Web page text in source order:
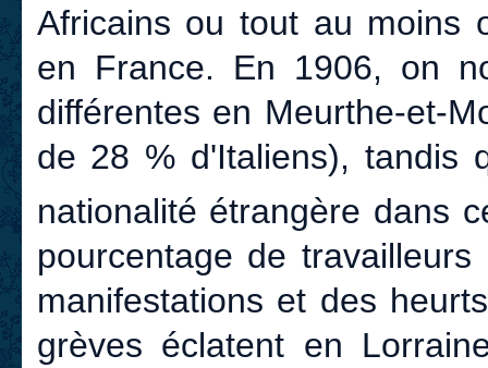
Africains ou tout au moins
en France. En 1906, on
différentes en Meurthe-et-
de 28 % d'Italiens), tandis
nationalité étrangère dans
pourcentage de
manifestations et des
grèves éclatent en